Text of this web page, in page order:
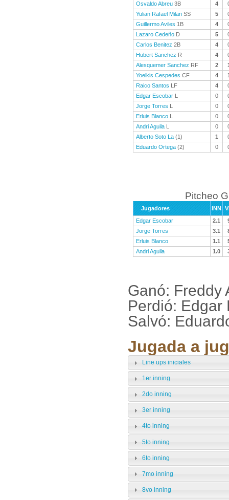
Osvaldo Abreu 3B 4
Yulian Rafael Milan SS 5
Guillermo Aviles 1B 4
Lazaro Cedeño D 5
Carlos Benitez 2B 4
Hubert Sanchez R 4
Alesquemer Sanchez RF 2
Yoelkis Cespedes CF 4
Raico Santos LF 4
Edgar Escobar L 0
Jorge Torres L 0
Erluis Blanco L 0
Andri Aguila L 0
Alberto Soto La (1) 1
Eduardo Ortega (2) 0
Pitcheo
Jugadores INN
Edgar Escobar
2.1
Jorge Torres
3.1
Erluis Blanco
1.1
Andri Aguila
1.0
Ganó: Freddy
Perdió: Edgar
Salvó:
Jugada a
Line ups iniciales
1er inning
2do inning
3er inning
4to inning
5to inning
6to inning
7mo inning
8vo inning